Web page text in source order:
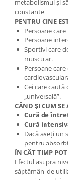
metabolismul și
constante.
PENTRU CINE
Persoane
Persoane
Sportivi care
muscular.
Persoane
Cei care
„universală”.
CÂND ȘI CUM
Cură de
Cură
Dacă aveți un
pentru
ÎN CÂT TIMP POT
Efectul asupra
săptămâni de